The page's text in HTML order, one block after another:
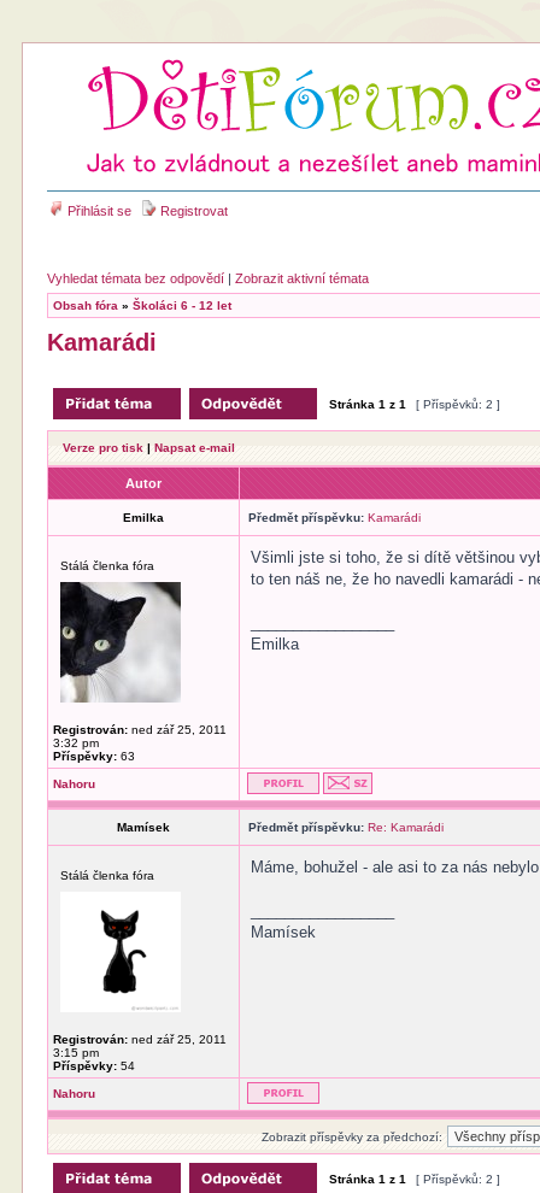
Přihlásit se Registrovat
Vyhledat témata bez odpovědí |Zobrazit aktivní témata
Obsah fóra »Školáci 6 - 12 let
Kamarádi
Stránka1 z1 [ Příspěvků: 2 ]
Verze pro tisk |Napsat e-mail
Autor
Emilka Předmět příspěvku: Kamarádi
Stálá členka fóra
Registrován: ned zář 25, 2011
3:32 pm
Příspěvky: 63
Všimli jste si toho, že si dítě většinou
to ten náš ne, že ho navedli kamarádi -
Emilka
Nahoru
Mamísek Předmět příspěvku: Re: Kamarádi
Stálá členka fóra
Registrován: ned zář 25, 2011
3:15 pm
Příspěvky: 54
Máme, bohužel - ale asi to za nás
Mamísek
Nahoru
Zobrazit příspěvky za předchozí:
Stránka1 z1 [ Příspěvků: 2 ]